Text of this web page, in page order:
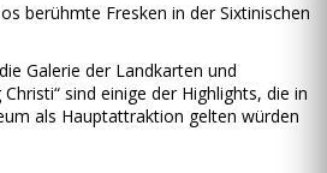
berühmte Fresken in der Sixtinischen
Galerie der Landkarten und
sind einige der Highlights, die in
als Hauptattraktion gelten würden